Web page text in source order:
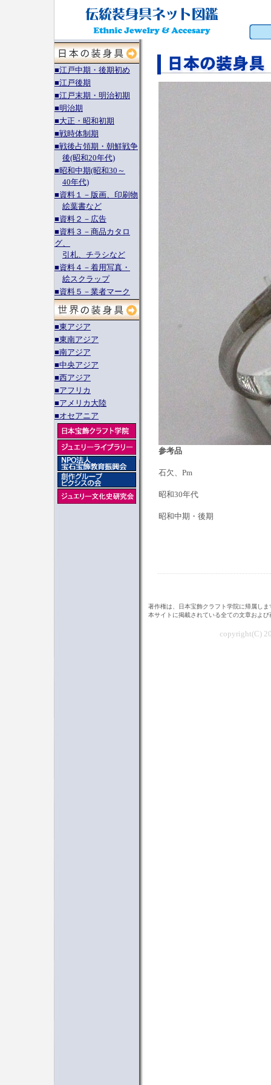
参考品
石欠、Pm
昭和30年代
昭和中期・後期
著作権は、日本宝飾クラフト学院に帰属しま
本サイトに掲載されている全ての文章およ
copyright(C)
■江戸中期・後期初め
■江戸後期
■江戸末期・明治初期
■明治期
■大正・昭和初期
■戦時体制期
■戦後占領期・朝鮮戦争
後(昭和20年代)
■昭和中期(昭和30～
40年代)
■資料１－版画、印刷物
絵葉書など
■資料２－広告
■資料３－商品カタロ
グ、
引札、チラシなど
■資料４－着用写真・
絵スクラップ
■資料５－業者マーク
■東アジア
■東南アジア
■南アジア
■中央アジア
■西アジア
■アフリカ
■アメリカ大陸
■オセアニア